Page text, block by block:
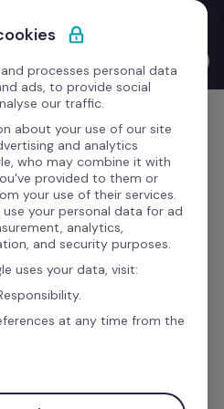
the CEO: o Bernat Farrero
— graças à IA.
Comece grátis
como.
gestão que
que precisa
equipa.
and processes personal data
ads, to provide social
our traffic.
about your use of our site
and analytics
who may combine it with
provided to them or
your use of their services.
your personal data for ad
analytics,
and security purposes.
uses your data, visit:
at any time from the